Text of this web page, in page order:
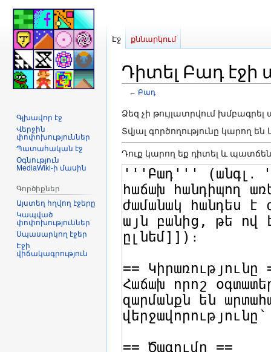
Դիտել Բադ էջի
← Բադ
Jump
to
Jump
to
Ձեզ չի թույլատրվում
Տվյալ գործողությունը կարող
Դուք կարող եք դիտել և
Էջ քննարկում
Գլխավոր էջ
Վերջին
փոփոխություններ
Պատահական էջ
Օգնություն
MediaWiki-ի մասին
Գործիքներ
Այստեղ հղվող էջերը
Կապված
փոփոխություններ
Սպասարկող էջեր
Էջի
վիճակագրություն